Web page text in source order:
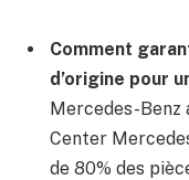
Comment
d’origine pour
Mercedes-Benz
Center
de 80% des